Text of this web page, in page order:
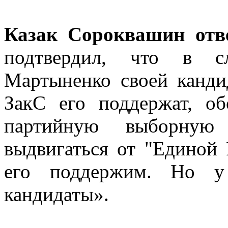
Казак Сороквашин
подтвердил, что в
Мартыненко своей
ЗакС его поддержат,
партийную
выдвигаться от
его поддержим. Но у
кандидаты».